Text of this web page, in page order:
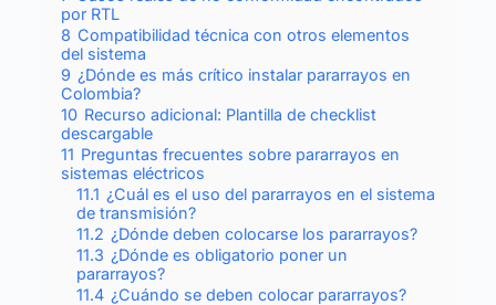
por RTL
8 Compatibilidad técnica con otros elementos
del sistema
9 ¿Dónde es más crítico instalar pararrayos en
Colombia?
10 Recurso adicional: Plantilla de checklist
descargable
11 Preguntas frecuentes sobre pararrayos en
sistemas eléctricos
11.1 ¿Cuál es el uso del pararrayos en el sistema
de transmisión?
11.2 ¿Dónde deben colocarse los pararrayos?
11.3 ¿Dónde es obligatorio poner un
pararrayos?
11.4 ¿Cuándo se deben colocar pararrayos?